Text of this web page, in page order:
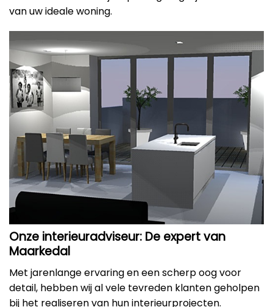
van uw ideale woning.
Onze interieuradviseur: De expert van
Maarkedal
Met jarenlange ervaring en een scherp oog voor
detail, hebben wij al vele tevreden klanten geholpen
bij het realiseren van hun interieurprojecten.